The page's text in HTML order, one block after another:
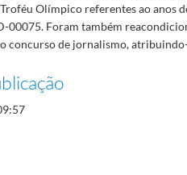
Olímpico referentes ao anos
00075. Foram também
concurso de jornalismo,